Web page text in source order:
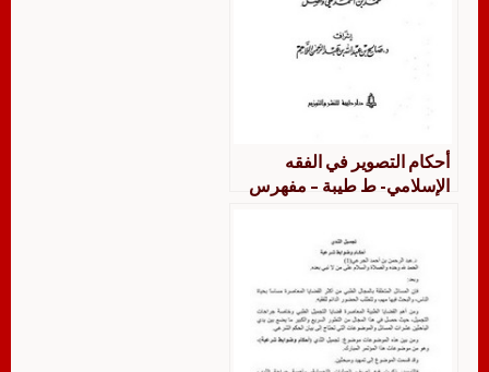
أحكام التصوير في الفقه
الإسلامي- ط طيبة – مفهرس